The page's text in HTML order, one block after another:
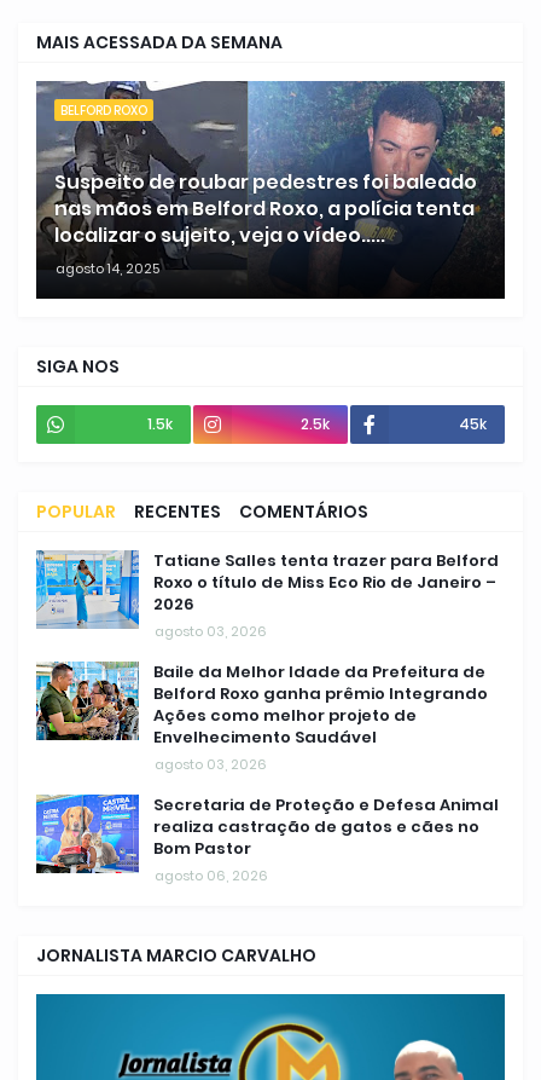
MAIS ACESSADA DA SEMANA
BELFORD ROXO
Suspeito de roubar pedestres foi baleado
nas mãos em Belford Roxo, a polícia tenta
localizar o sujeito, veja o vídeo.....
agosto 14, 2025
SIGA NOS
1.5k 2.5k 45k
POPULAR RECENTES COMENTÁRIOS
Tatiane Salles tenta trazer para Belford
Roxo o título de Miss Eco Rio de Janeiro –
2026
agosto 03, 2026
Baile da Melhor Idade da Prefeitura de
Belford Roxo ganha prêmio Integrando
Ações como melhor projeto de
Envelhecimento Saudável
agosto 03, 2026
Secretaria de Proteção e Defesa Animal
realiza castração de gatos e cães no
Bom Pastor
agosto 06, 2026
JORNALISTA MARCIO CARVALHO